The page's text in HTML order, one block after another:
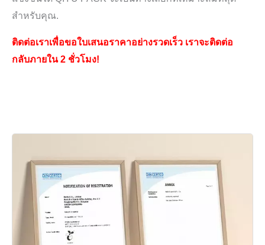
สำหรับคุณ.
ติดต่อเราเพื่อขอใบเสนอราคาอย่างรวดเร็ว เราจะติดต่อ
กลับภายใน 2 ชั่วโมง!